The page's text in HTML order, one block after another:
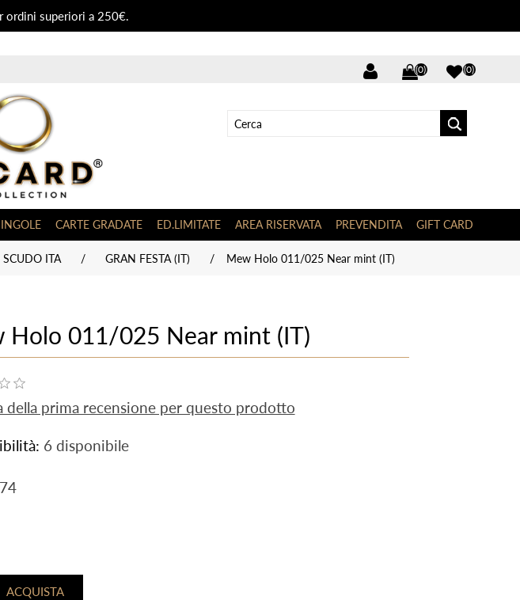
ordini superiori a 250€.
(0) (0)
CARTE GRADATE ED.LIMITATE AREA RISERVATA PREVENDITA GIFT CARD
SCUDO ITA / GRAN FESTA (IT) / Mew Holo 011/025 Near mint (IT)
Holo 011/025 Near mint (IT)
della prima recensione per questo prodotto
6 disponibile